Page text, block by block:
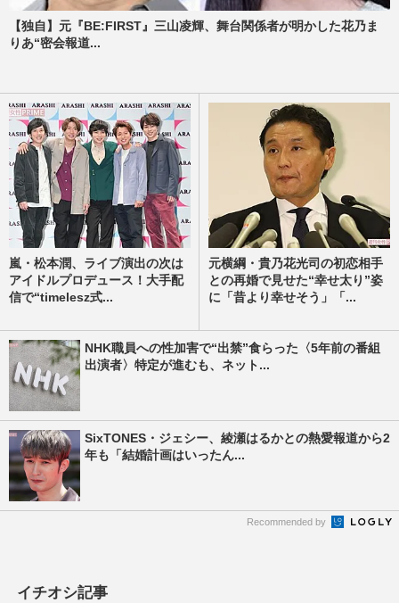
【独自】元『BE:FIRST』三山凌輝、舞台関係者が明かした花乃ま
りあ“密会報道...
嵐・松本潤、ライブ演出の次は
アイドルプロデュース！大手配
信で“timelesz式...
元横綱・貴乃花光司の初恋相手
との再婚で見せた“幸せ太り”姿
に「昔より幸せそう」「...
NHK職員への性加害で“出禁”食らった〈5年前の番組
出演者〉特定が進むも、ネット...
SixTONES・ジェシー、綾瀬はるかとの熱愛報道から2
年も「結婚計画はいったん...
Recommended by
イチオシ記事